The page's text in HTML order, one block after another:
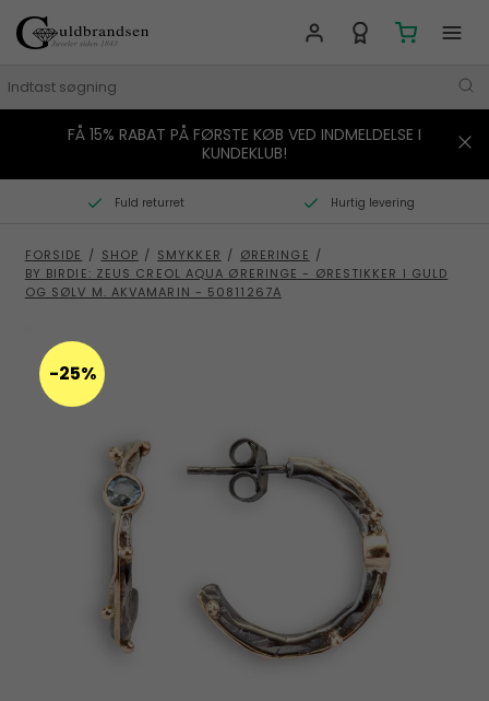
MÆRKER
SMYKKER
BOLIG
GAVER
STORIES
KONTAKT OS
KUNDEKLUB
FÅ 15% RABAT PÅ FØRSTE KØB VED INDMELDELSE I
KUNDEKLUB!
Fuld returret Hurtig levering
FORSIDE / SHOP / SMYKKER / ØRERINGE /
BY BIRDIE: ZEUS CREOL AQUA ØRERINGE - ØRESTIKKER I GULD
OG SØLV M. AKVAMARIN - 50811267A
-25%